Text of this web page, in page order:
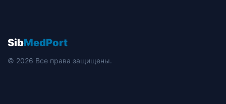
SibMedPort
© 2026 Все права защищены.